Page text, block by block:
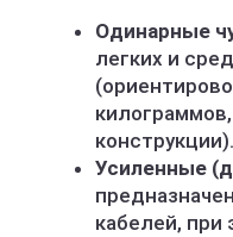
Одинарные
легких и
конструкции).
Усиленные
кабелей, при